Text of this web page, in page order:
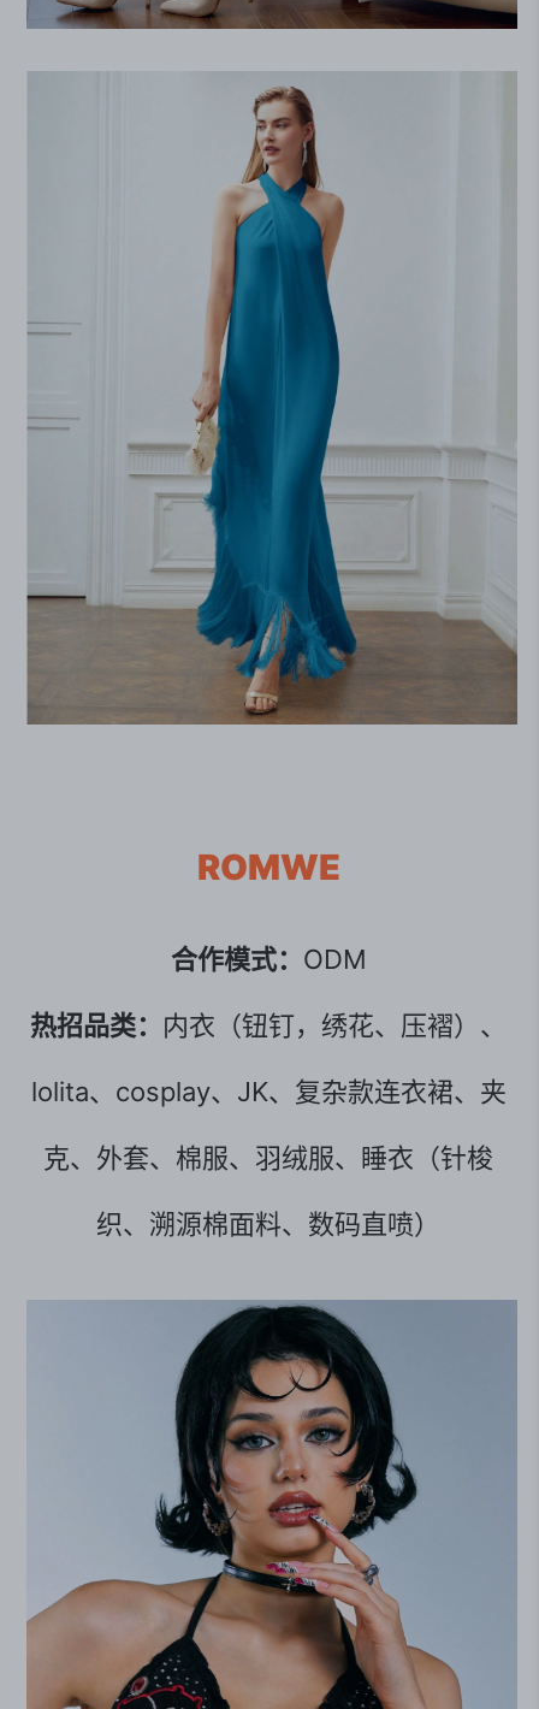
ROMWE
合作模式： ODM
热招品类： 内衣（钮钉，绣花、压褶）、
lolita、cosplay、JK、复杂款连衣裙、夹
克、外套、棉服、羽绒服、睡衣（针梭
织、溯源棉面料、数码直喷）